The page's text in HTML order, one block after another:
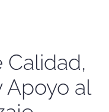
Calidad,
Apoyo al